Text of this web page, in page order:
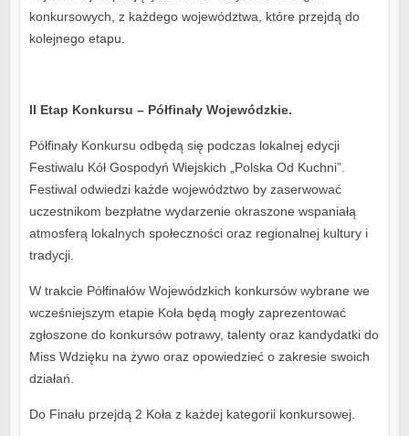
konkursowych, z każdego województwa, które przejdą do
kolejnego etapu.
II Etap Konkursu – Półfinały Wojewódzkie.
Półfinały Konkursu odbędą się podczas lokalnej edycji
Festiwalu Kół Gospodyń Wiejskich „Polska Od Kuchni”.
Festiwal odwiedzi każde województwo by zaserwować
uczestnikom bezpłatne wydarzenie okraszone wspaniałą
atmosferą lokalnych społeczności oraz regionalnej kultury i
tradycji.
W trakcie Półfinałów Wojewódzkich konkursów wybrane we
wcześniejszym etapie Koła będą mogły zaprezentować
zgłoszone do konkursów potrawy, talenty oraz kandydatki do
Miss Wdzięku na żywo oraz opowiedzieć o zakresie swoich
działań.
Do Finału przejdą 2 Koła z każdej kategorii konkursowej.